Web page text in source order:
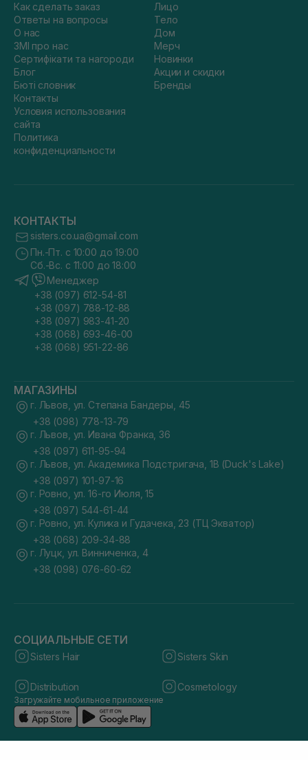
Как сделать заказ
Ответы на вопросы
О нас
ЗМІ про нас
Сертифікати та нагороди
Блог
Бюті словник
Контакты
Условия использования
сайта
Политика
конфиденциальности
Лицо
Тело
Дом
Мерч
Новинки
Акции и скидки
Бренды
КОНТАКТЫ
sisters.co.ua@gmail.com
Пн.-Пт. с 10:00 до 19:00
Сб.-Вс. с 11:00 до 18:00
Менеджер
+38 (097) 612-54-81
+38 (097) 788-12-88
+38 (097) 983-41-20
+38 (068) 693-46-00
+38 (068) 951-22-86
МАГАЗИНЫ
г. Львов, ул. Степана Бандеры, 45
+38 (098) 778-13-79
г. Львов, ул. Ивана Франка, 36
+38 (097) 611-95-94
г. Львов, ул. Академика Подстригача, 1В (Duck's Lake)
+38 (097) 101-97-16
г. Ровно, ул. 16-го Июля, 15
+38 (097) 544-61-44
г. Ровно, ул. Кулика и Гудачека, 23 (ТЦ Экватор)
+38 (068) 209-34-88
г. Луцк, ул. Винниченка, 4
+38 (098) 076-60-62
СОЦИАЛЬНЫЕ СЕТИ
Sisters Hair Sisters Skin
Distribution Cosmetology
Загружайте мобильное приложение